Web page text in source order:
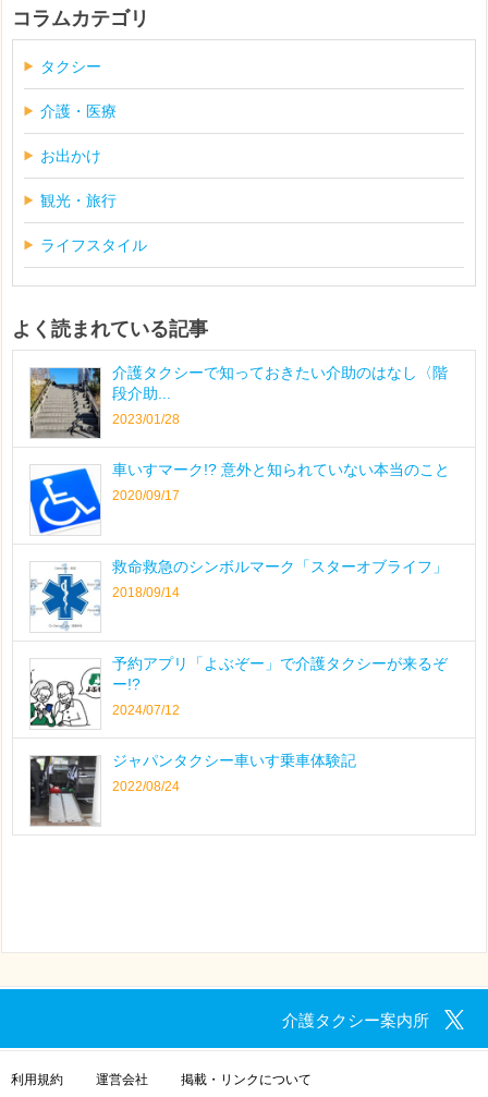
コラムカテゴリ
タクシー
介護・医療
お出かけ
観光・旅行
ライフスタイル
よく読まれている記事
介護タクシーで知っておきたい介助のはなし〈階
段介助...
2023/01/28
車いすマーク!? 意外と知られていない本当のこと
2020/09/17
救命救急のシンボルマーク「スターオブライフ」
2018/09/14
予約アプリ「よぶぞー」で介護タクシーが来るぞ
ー!?
2024/07/12
ジャパンタクシー車いす乗車体験記
2022/08/24
介護タクシー案内所
利用規約 運営会社 掲載・リンクについて